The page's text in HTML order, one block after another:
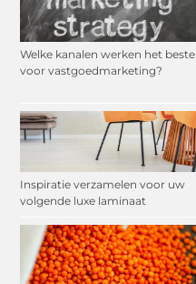
Welke kanalen werken het beste
voor vastgoedmarketing?
Inspiratie verzamelen voor uw
volgende luxe laminaat